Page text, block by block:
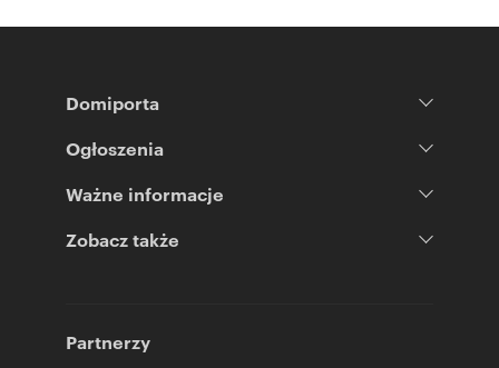
Domiporta
Ogłoszenia
Ważne informacje
Zobacz także
Partnerzy